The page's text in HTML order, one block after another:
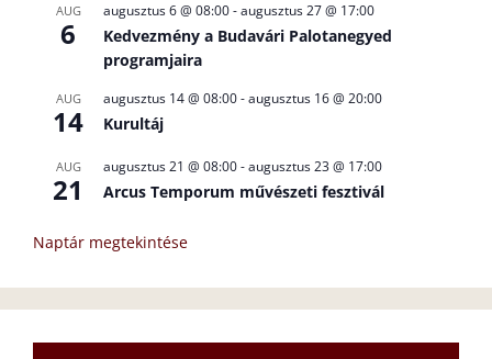
AUG
6
augusztus 6 @ 08:00-augusztus 27 @ 17:00
Kedvezmény a Budavári Palotanegyed
programjaira
AUG
14
augusztus 14 @ 08:00-augusztus 16 @ 20:00
Kurultáj
AUG
21
augusztus 21 @ 08:00-augusztus 23 @ 17:00
Arcus Temporum művészeti fesztivál
Naptár megtekintése